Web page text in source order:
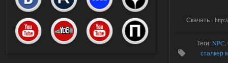
Скачать -
Теги: NPC,
сталкер